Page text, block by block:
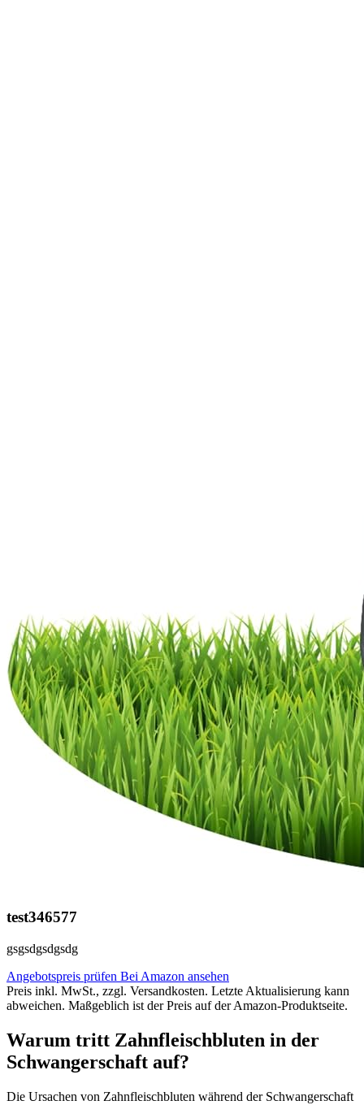
test346577
gsgsdgsdgsdg
Angebotspreis prüfen Bei Amazon ansehen
Preis inkl. MwSt., zzgl. Versandkosten. Letzte Aktualisierung kann
abweichen. Maßgeblich ist der Preis auf der Amazon-Produktseite.
Warum tritt Zahnfleischbluten in der
Schwangerschaft auf?
Die Ursachen von Zahnfleischbluten während der Schwangerschaft